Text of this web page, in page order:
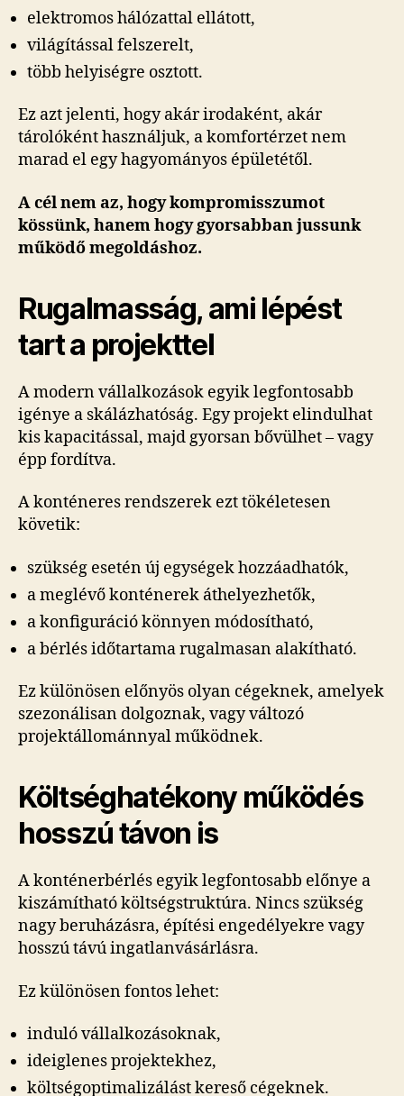
elektromos hálózattal ellátott,
világítással felszerelt,
több helyiségre osztott.
Ez azt jelenti, hogy akár irodaként, akár
tárolóként használjuk, a komfortérzet nem
marad el egy hagyományos épületétől.
A cél nem az, hogy kompromisszumot
kössünk, hanem hogy gyorsabban jussunk
működő megoldáshoz.
Rugalmasság, ami lépést
tart a projekttel
A modern vállalkozások egyik legfontosabb
igénye a skálázhatóság. Egy projekt elindulhat
kis kapacitással, majd gyorsan bővülhet – vagy
épp fordítva.
A konténeres rendszerek ezt tökéletesen
követik:
szükség esetén új egységek hozzáadhatók,
a meglévő konténerek áthelyezhetők,
a konfiguráció könnyen módosítható,
a bérlés időtartama rugalmasan alakítható.
Ez különösen előnyös olyan cégeknek, amelyek
szezonálisan dolgoznak, vagy változó
projektállománnyal működnek.
Költséghatékony működés
hosszú távon is
A konténerbérlés egyik legfontosabb előnye a
kiszámítható költségstruktúra. Nincs szükség
nagy beruházásra, építési engedélyekre vagy
hosszú távú ingatlanvásárlásra.
Ez különösen fontos lehet:
induló vállalkozásoknak,
ideiglenes projektekhez,
költségoptimalizálást kereső cégeknek.